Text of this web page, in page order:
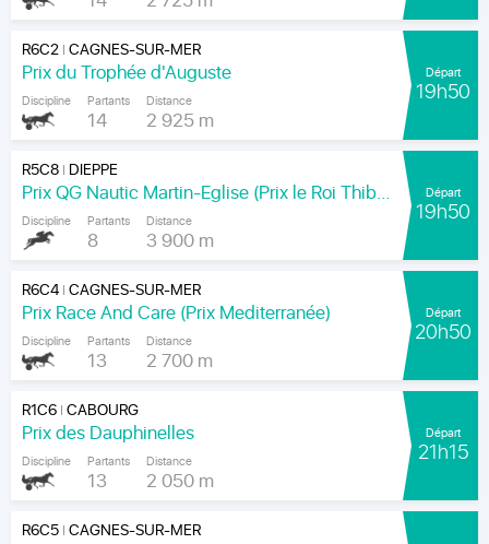
R6C2|CAGNES-SUR-MER
Prix du Trophée d'Auguste
Discipline Partants
14
Distance
2 925 m
Départ
19h50
R5C8| DIEPPE
Prix QG Nautic Martin-Eglise (Prix le Roi Thibault)
Discipline Partants
8
Distance
3 900 m
Départ
19h50
R6C4|CAGNES-SUR-MER
Prix Race And Care (Prix Mediterranée)
Discipline Partants
13
Distance
2 700 m
Départ
20h50
R1C6|CABOURG
Prix des Dauphinelles
Discipline Partants
13
Distance
2 050 m
Départ
21h15
R6C5|CAGNES-SUR-MER